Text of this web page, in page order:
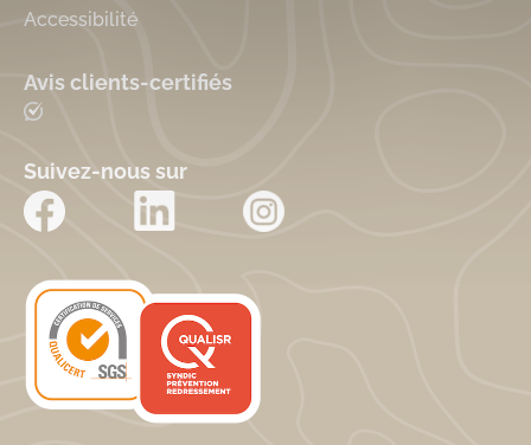
Accessibilité
Avis clients-certifiés
Suivez-nous sur